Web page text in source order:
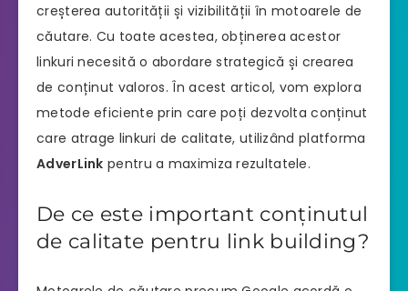
creșterea autorității și vizibilității în motoarele de
căutare. Cu toate acestea, obținerea acestor
linkuri necesită o abordare strategică și crearea
de conținut valoros. În acest articol, vom explora
metode eficiente prin care poți dezvolta conținut
care atrage linkuri de calitate, utilizând platforma
AdverLink pentru a maximiza rezultatele.
De ce este important conținutul
de calitate pentru link building?